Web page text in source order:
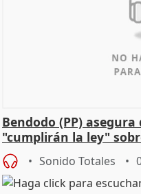
Bendodo (PP)
"cumplirán la ley"
Sonido Totales